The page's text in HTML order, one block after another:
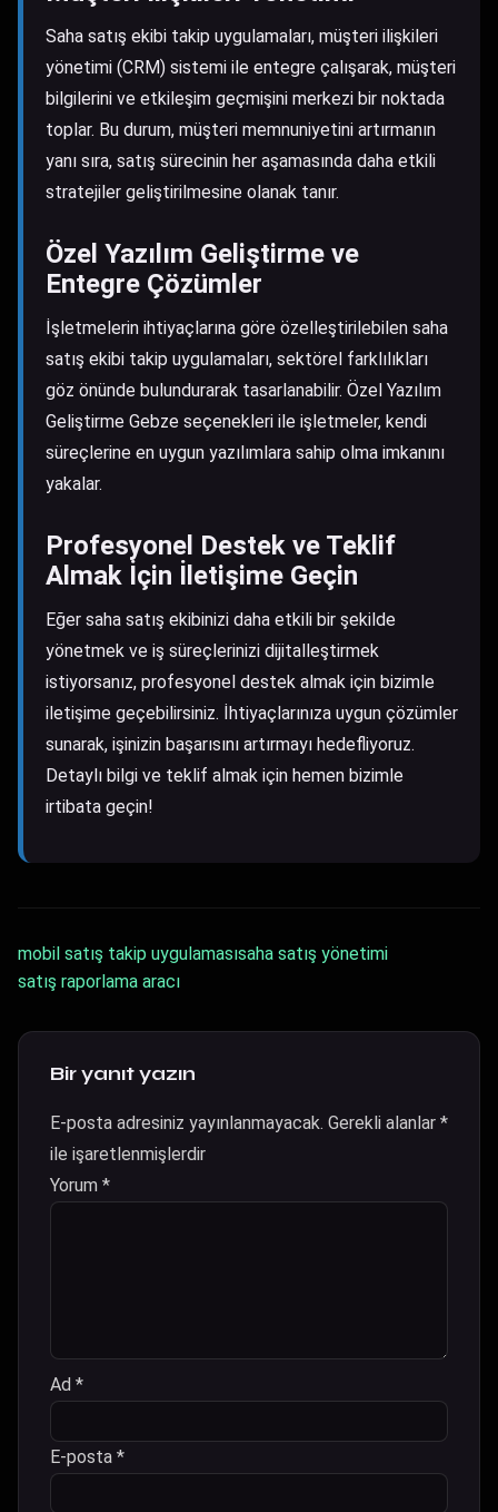
Saha satış ekibi takip uygulamaları, müşteri ilişkileri
yönetimi (CRM) sistemi ile entegre çalışarak, müşteri
bilgilerini ve etkileşim geçmişini merkezi bir noktada
toplar. Bu durum, müşteri memnuniyetini artırmanın
yanı sıra, satış sürecinin her aşamasında daha etkili
stratejiler geliştirilmesine olanak tanır.
Özel Yazılım Geliştirme ve
Entegre Çözümler
İşletmelerin ihtiyaçlarına göre özelleştirilebilen saha
satış ekibi takip uygulamaları, sektörel farklılıkları
göz önünde bulundurarak tasarlanabilir. Özel Yazılım
Geliştirme Gebze seçenekleri ile işletmeler, kendi
süreçlerine en uygun yazılımlara sahip olma imkanını
yakalar.
Profesyonel Destek ve Teklif
Almak İçin İletişime Geçin
Eğer saha satış ekibinizi daha etkili bir şekilde
yönetmek ve iş süreçlerinizi dijitalleştirmek
istiyorsanız, profesyonel destek almak için bizimle
iletişime geçebilirsiniz. İhtiyaçlarınıza uygun çözümler
sunarak, işinizin başarısını artırmayı hedefliyoruz.
Detaylı bilgi ve teklif almak için hemen bizimle
irtibata geçin!
mobil satış takip uygulamasısaha satış yönetimi
satış raporlama aracı
Bir yanıt yazın
E-posta adresiniz yayınlanmayacak. Gerekli alanlar *
ile işaretlenmişlerdir
Yorum *
Ad *
E-posta *